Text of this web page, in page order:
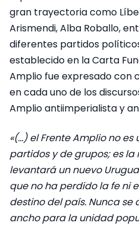
gran trayectoria como
Arismendi, Alba Roballo,
diferentes partidos
establecido en la Carta
Amplio fue expresado con
en cada uno de los
Amplio antiimperialista y
«(…) el Frente Amplio no
partidos y de grupos; es
levantará un nuevo
que no ha perdido la fe ni
destino del país. Nunca
ancho para la unidad